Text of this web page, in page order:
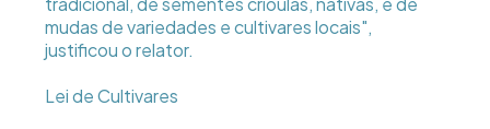
mudas de variedades e cultivares locais",
justificou o relator.
Lei de Cultivares